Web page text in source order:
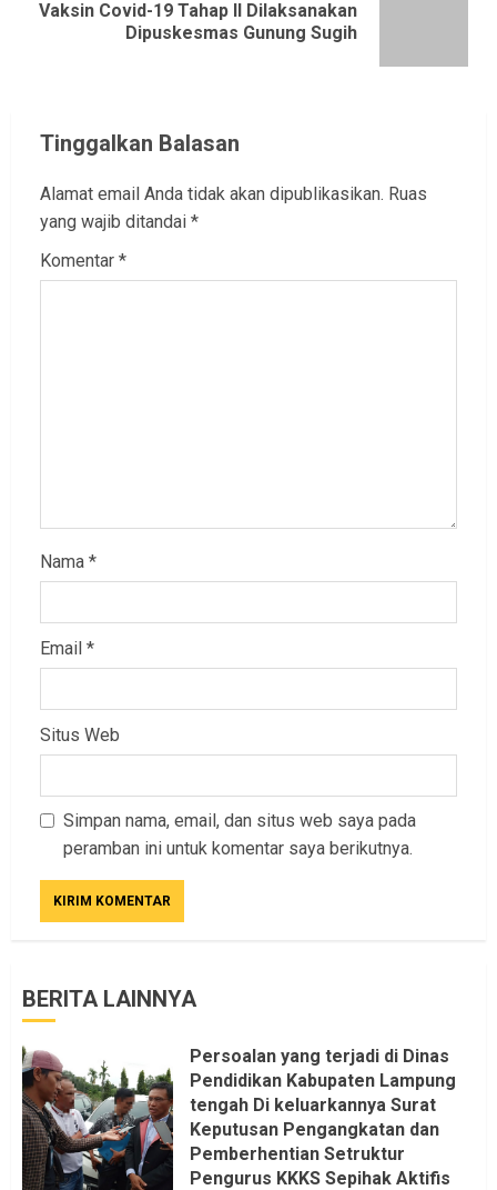
Next
Vaksin Covid-19 Tahap II Dilaksanakan
Dipuskesmas Gunung Sugih
Tinggalkan Balasan
Alamat email Anda tidak akan dipublikasikan. Ruas
yang wajib ditandai *
Komentar *
Nama *
Email *
Situs Web
Simpan nama, email, dan situs web saya pada
peramban ini untuk komentar saya berikutnya.
BERITA LAINNYA
Persoalan yang terjadi di Dinas
Pendidikan Kabupaten Lampung
tengah Di keluarkannya Surat
Keputusan Pengangkatan dan
Pemberhentian Setruktur
Pengurus KKKS Sepihak Aktifis